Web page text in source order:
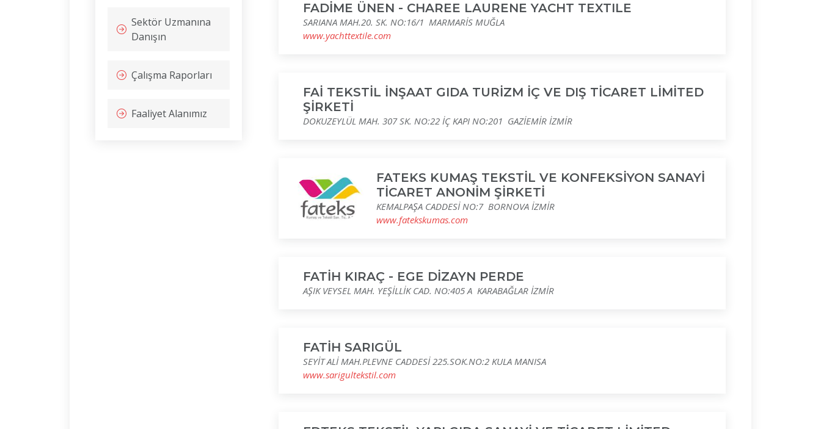
Sektör Uzmanına
Danışın
Çalışma Raporları
Faaliyet Alanımız
FADİME ÜNEN - CHAREE LAURENE YACHT TEXTILE
SARIANA MAH.20. SK. NO:16/1 MARMARİS MUĞLA
www.yachttextile.com
FAİ TEKSTİL İNŞAAT GIDA TURİZM İÇ VE DIŞ TİCARET LİMİTED
ŞİRKETİ
DOKUZEYLÜL MAH. 307 SK. NO:22 İÇ KAPI NO:201 GAZİEMİR İZMİR
FATEKS KUMAŞ TEKSTİL VE KONFEKSİYON SANAYİ
TİCARET ANONİM ŞİRKETİ
KEMALPAŞA CADDESİ NO:7 BORNOVA İZMİR
www.fatekskumas.com
FATİH KIRAÇ - EGE DİZAYN PERDE
AŞIK VEYSEL MAH. YEŞİLLİK CAD. NO:405 A KARABAĞLAR İZMİR
FATİH SARIGÜL
SEYİT ALİ MAH.PLEVNE CADDESİ 225.SOK.NO:2 KULA MANISA
www.sarigultekstil.com